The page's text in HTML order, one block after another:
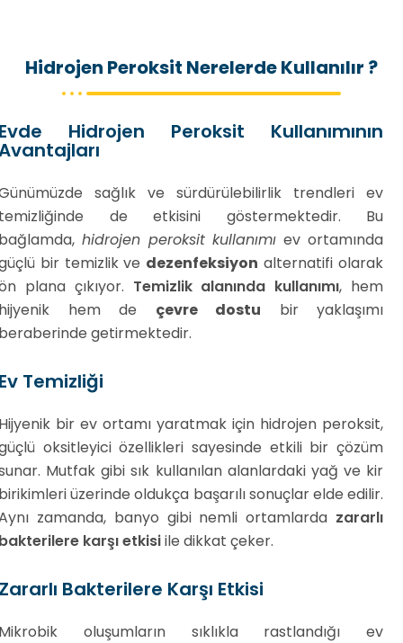
Hidrojen Peroksit Nerelerde Kullanılır ?
Hidrojen Peroksit Kullanımının
sağlık ve sürdürülebilirlik trendleri ev
de etkisini göstermektedir. Bu
hidrojen peroksit kullanımı ev ortamında
bir temizlik ve dezenfeksiyon alternatifi olarak
plana çıkıyor. Temizlik alanında kullanımı, hem
hem de çevre dostu bir yaklaşımı
getirmektedir.
Temizliği
bir ev ortamı yaratmak için hidrojen peroksit,
oksitleyici özellikleri sayesinde etkili bir çözüm
Mutfak gibi sık kullanılan alanlardaki yağ ve kir
üzerinde oldukça başarılı sonuçlar elde edilir.
zamanda, banyo gibi nemli ortamlarda zararlı
karşı etkisiile dikkat çeker.
Bakterilere Karşı Etkisi
oluşumların sıklıkla rastlandığı ev